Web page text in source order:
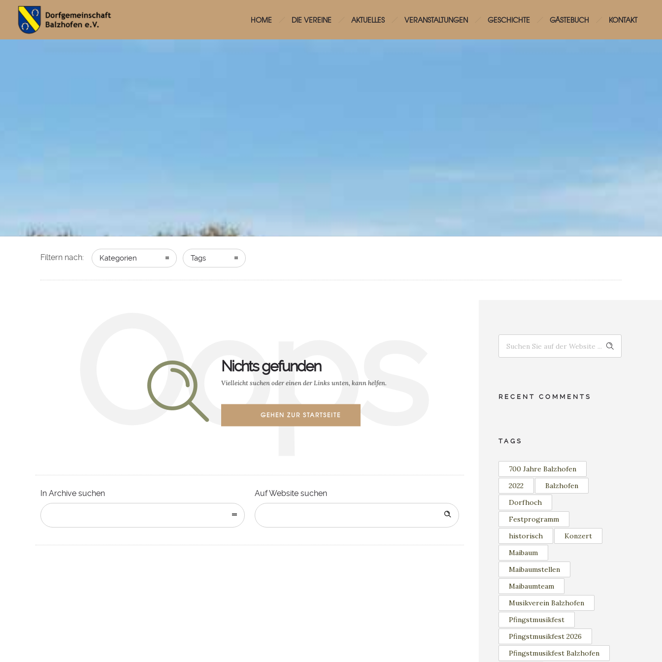
HOME DIE VEREINE AKTUELLES VERANSTALTUNGEN GESCHICHTE GÄSTEBUCH KONTAKT
Filtern nach: Kategorien Tags
Oops
Nichts gefunden
Vielleicht suchen oder einen der Links unten, kann helfen.
GEHEN ZUR STARTSEITE
In Archive suchen Auf Website suchen
RECENT COMMENTS
TAGS
700 Jahre Balzhofen
2022
Balzhofen
Dorfhoch
Festprogramm
historisch
Konzert
Maibaum
Maibaumstellen
Maibaumteam
Musikverein Balzhofen
Pfingstmusikfest
Pfingstmusikfest 2026
Pfingstmusikfest Balzhofen